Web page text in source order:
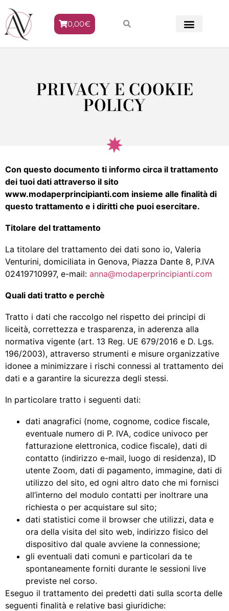
0,00€
PRIVACY E COOKIE
POLICY
Con questo documento ti informo circa il trattamento
dei tuoi dati attraverso il sito
www.modaperprincipianti.com insieme alle finalità di
questo trattamento e i diritti che puoi esercitare.
Titolare del trattamento
La titolare del trattamento dei dati sono io, Valeria
Venturini, domiciliata in Genova, Piazza Dante 8, P.IVA
02419710997, e-mail: anna@modaperprincipianti.com
Quali dati tratto e perchè
Tratto i dati che raccolgo nel rispetto dei principi di
liceità, correttezza e trasparenza, in aderenza alla
normativa vigente (art. 13 Reg. UE 679/2016 e D. Lgs.
196/2003), attraverso strumenti e misure organizzative
idonee a minimizzare i rischi connessi al trattamento dei
dati e a garantire la sicurezza degli stessi.
In particolare tratto i seguenti dati:
dati anagrafici (nome, cognome, codice fiscale,
eventuale numero di P. IVA, codice univoco per
fatturazione elettronica, codice fiscale), dati di
contatto (indirizzo e-mail, luogo di residenza), ID
utente Zoom, dati di pagamento, immagine, dati di
utilizzo del sito, ed ogni altro dato che mi fornisci
all’interno del modulo contatti per inoltrare una
richiesta o per acquistare sul sito;
dati statistici come il browser che utilizzi, data e
ora della visita del sito web, indirizzo fisico del
dispositivo dal quale avviene la connessione;
gli eventuali dati comuni e particolari da te
spontaneamente forniti durante le sessioni live
previste nel corso.
Eseguo il trattamento dei predetti dati sulla scorta delle
seguenti finalità e relative basi giuridiche: